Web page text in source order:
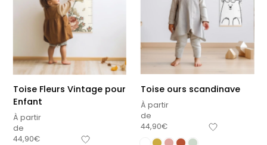
Toise Fleurs Vintage pour
Enfant
À partir
de
44,90€
Toise ours scandinave
À partir
de
44,90€